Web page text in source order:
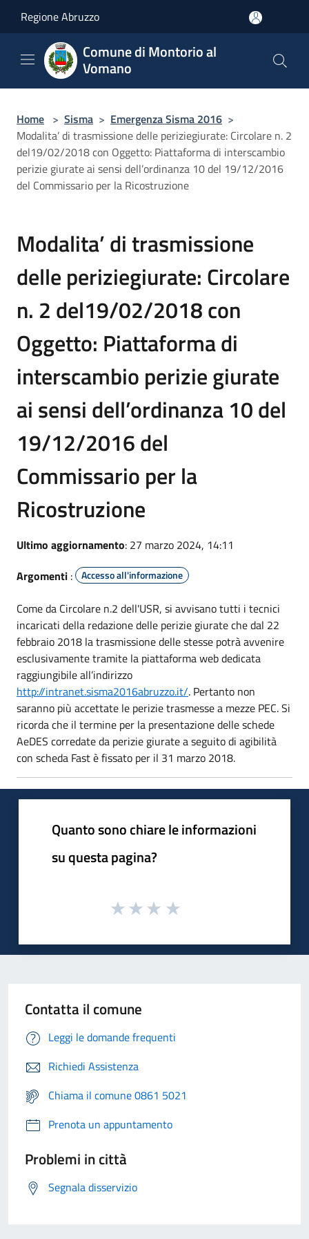
Regione Abruzzo
Comune di Montorio al
Vomano
Home > Sisma > Emergenza Sisma 2016 >
Modalita’ di trasmissione delle periziegiurate: Circolare n. 2
del19/02/2018 con Oggetto: Piattaforma di interscambio
perizie giurate ai sensi dell’ordinanza 10 del 19/12/2016
del Commissario per la Ricostruzione
Modalita’ di trasmissione
delle periziegiurate: Circolare
n. 2 del19/02/2018 con
Oggetto: Piattaforma di
interscambio perizie giurate
ai sensi dell’ordinanza 10 del
19/12/2016 del
Commissario per la
Ricostruzione
Ultimo aggiornamento: 27 marzo 2024, 14:11
Argomenti : Accesso all'informazione
Come da Circolare n.2 dell'USR, si avvisano tutti i tecnici
incaricati della redazione delle perizie giurate che dal 22
febbraio 2018 la trasmissione delle stesse potrà avvenire
esclusivamente tramite la piattaforma web dedicata
raggiungibile all’indirizzo
http://intranet.sisma2016abruzzo.it/. Pertanto non
saranno più accettate le perizie trasmesse a mezze PEC. Si
ricorda che il termine per la presentazione delle schede
AeDES corredate da perizie giurate a seguito di agibilità
con scheda Fast è fissato per il 31 marzo 2018.
Quanto sono chiare le informazioni
su questa pagina?
Contatta il comune
Leggi le domande frequenti
Richiedi Assistenza
Chiama il comune 0861 5021
Prenota un appuntamento
Problemi in città
Segnala disservizio